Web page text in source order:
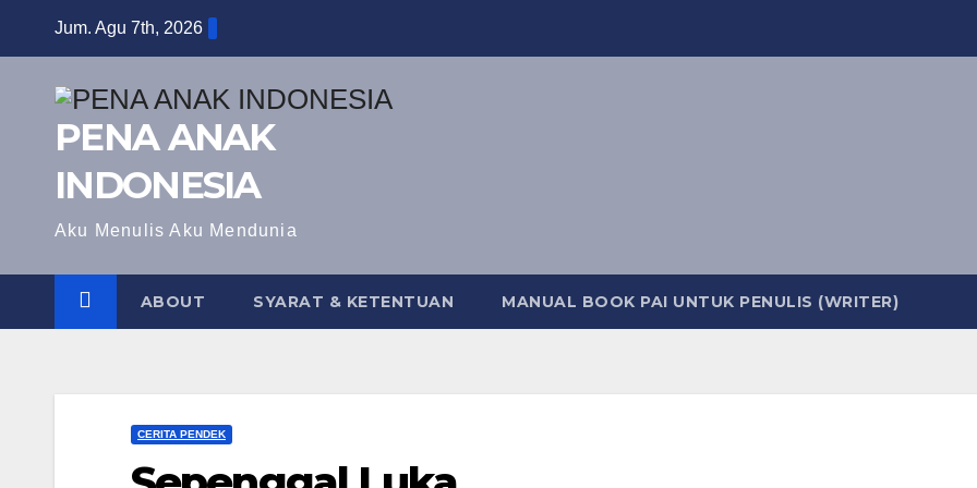
Jum. Agu 7th, 2026
PENA ANAK
INDONESIA
Aku Menulis Aku Mendunia
ABOUT SYARAT & KETENTUAN MANUAL BOOK PAI UNTUK PENULIS (WRITER)
CERITA PENDEK